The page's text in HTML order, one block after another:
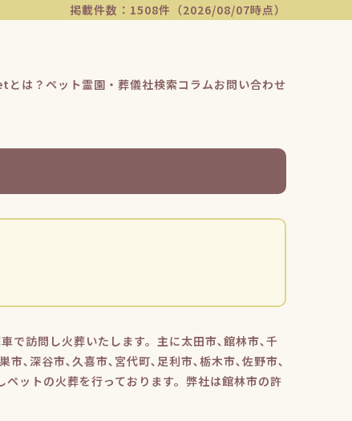
掲載件数：1508件（2026/08/07時点）
とは？ペット霊園・葬儀社検索コラムお問い合わせ
で訪問し火葬いたします。主に太田市､館林市､千
市､深谷市､久喜市､宮代町､足利市､栃木市､佐野市､
ットの火葬を行っております。弊社は館林市の許